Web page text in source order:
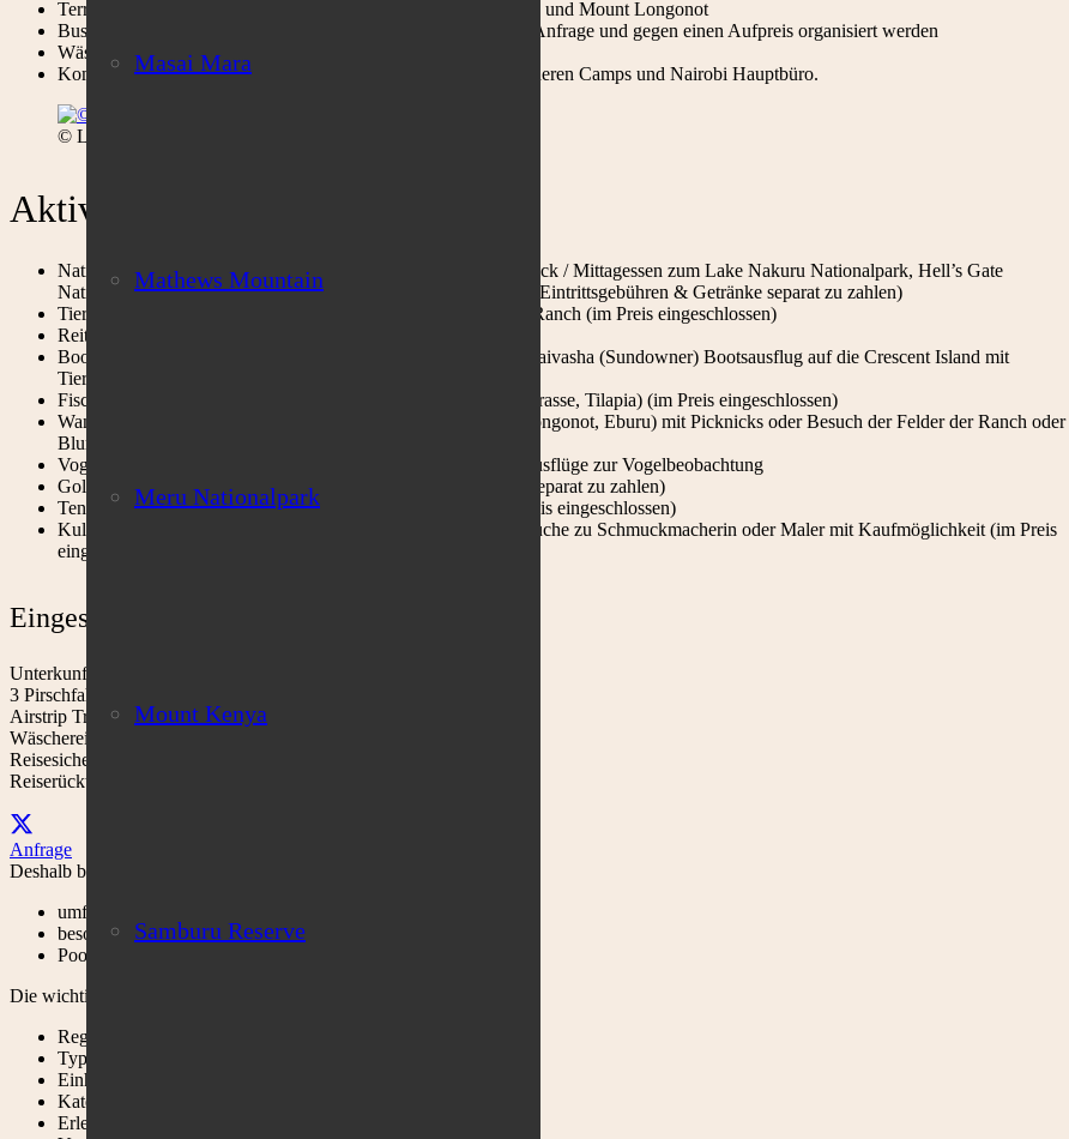
Masai Mara
Mathews Mountain
Meru Nationalpark
Mount Kenya
Samburu Reserve
Terrasse: überdachte Terrasse mit Blick auf den Garten, den See und Mount Longonot
Buschfrühstück: Buschfrühstück und Buschdinner können auf Anfrage und gegen einen Aufpreis organisiert werden
Wäschereiservice: Täglich ohne Aufpreis
Kommunikation: Telefon & Fax in Lodge Radiokontakt mit anderen Camps und Nairobi Hauptbüro.
© Loldia House
Aktivitäten
Nationalparks: Ausflüge mit Pirschfahrten und Picknick Frühstück / Mittagessen zum Lake Nakuru Nationalpark, Hell’s Gate
Nationalpark, Lake Elementaita & Lake Bogoria (Nationalpark Eintrittsgebühren & Getränke separat zu zahlen)
Tierbeobachtungen: Nachtpirschfahrten und Fußpirsch auf der Ranch (im Preis eingeschlossen)
Reiten: Pferdeausritte auf der Ranch (im Preis eingeschlossen)
Bootstouren: Morgen- und Nachmittagsbootstouren auf Lake Naivasha (Sundowner) Bootsausflug auf die Crescent Island mit
Tierbeobachtungen & Fußpirsch (im Preis eingeschlossen)
Fischen: Ausfahrten zum Fischen mit kompletter Ausrüstung (Brasse, Tilapia) (im Preis eingeschlossen)
Wanderungen/Farm: Wanderungen auf nahegelegene Berge (Longonot, Eburu) mit Picknicks oder Besuch der Felder der Ranch oder
Blumenfarmen (im Preis eingeschlossen)
Vogelbeobachtungen: Verschiedene Wanderungen oder Bootsausflüge zur Vogelbeobachtung
Golf: 18- Loch Golfplatz in unmittelbarer Nähe (Green Park) (separat zu zahlen)
Tennis: Tennisplatz auf der Ranch mit Tennisausrüstung (im Preis eingeschlossen)
Kultur: Besuch der nahegelegenen Loldia Schule möglich, Besuche zu Schmuckmacherin oder Maler mit Kaufmöglichkeit (im Preis
eingeschlossen)
Eingeschlossene Leistungen:
Unterkunft, Vollverpflegung
3 Pirschfahrten bzw. entsprechende Aktivitäten täglich
Airstrip Transfers vom/zum lokalen Airstrip
Wäschereiservice
Reisesicherungsschein
Reiserücktrittsversicherung
Anfrage
Deshalb bei Cobra Verde:
umfassendes Erlebnis am See
besondere Bootstouren & Reiten
Pool mit Seeblick
Die wichtigsten Fakten:
Region: Lake Naivasha
Typ: Lodge am direkt am See
Einheiten: 9 Zimmer / inkl. Familienzimmer
Kategorie: 3 -4 Sterne
Erlebnis: Wanderungen, Pirschfahrten, Reiten, Bootstouren,